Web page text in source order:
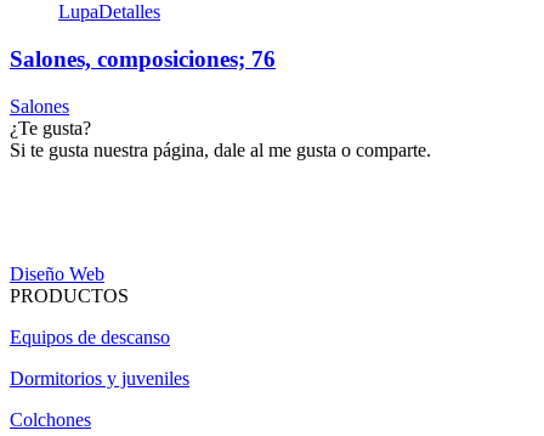
LupaDetalles
Salones, composiciones; 76
Salones
¿Te gusta?
Si te gusta nuestra página, dale al me gusta o comparte.
Diseño Web
PRODUCTOS
Equipos de descanso
Dormitorios y juveniles
Colchones